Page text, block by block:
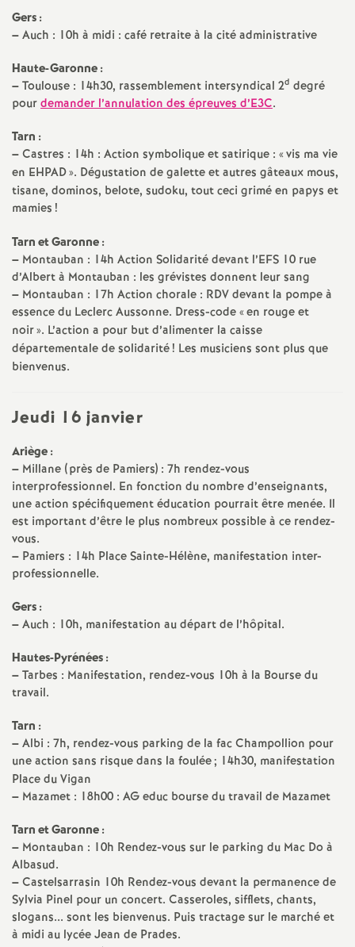
l
é
a
n
s
o
u
r
Gers :
–Auch : 10h à midi : café retraite à la cité administrative
Haute-Garonne :
–Toulouse : 14h30, rassemblement intersyndical 2d degré
pourdemander l’annulation des épreuves d’E3C.
Tarn :
–Castres : 14h : Action symbolique et satirique : «vis ma vie
en EHPAD». Dégustation de galette et autres gâteaux mous,
tisane, dominos, belote, sudoku, tout ceci grimé en papys et
mamies !
Tarn et Garonne :
– Montauban : 14h Action Solidarité devant l’EFS 10 rue
d’Albert à Montauban : les grévistes donnent leur sang
– Montauban : 17h Action chorale : RDV devant la pompe à
essence du Leclerc Aussonne. Dress-code «en rouge et
noir». L’action a pour but d’alimenter la caisse
départementale de solidarité! Les musiciens sont plus que
bienvenus.
Jeudi 16 janvier
Ariège :
– Millane (près de Pamiers) : 7h rendez-vous
interprofessionnel. En fonction du nombre d’enseignants,
une action spécifiquement éducation pourrait être menée. Il
est important d’être le plus nombreux possible à ce rendez-
vous.
– Pamiers : 14h Place Sainte-Hélène, manifestation inter-
professionnelle.
Gers :
–Auch : 10h, manifestation au départ de l’hôpital.
Hautes-Pyrénées :
–Tarbes : Manifestation, rendez-vous 10h à la Bourse du
travail.
Tarn :
–Albi : 7h, rendez-vous parking de la fac Champollion pour
une action sans risque dans la foulée; 14h30, manifestation
Place du Vigan
– Mazamet : 18h00 : AG educ bourse du travail de Mazamet
Tarn et Garonne :
– Montauban : 10h Rendez-vous sur le parking du Mac Do à
Albasud.
–Castelsarrasin 10h Rendez-vous devant la permanence de
Sylvia Pinel pour un concert. Casseroles, sifflets, chants,
slogans... sont les bienvenus. Puis tractage sur le marché et
à midi au lycée Jean de Prades.